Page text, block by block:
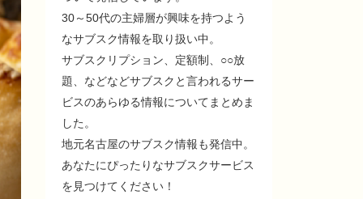
30～50代の主婦層が興味を持つよう
なサブスク情報を取り扱い中。
サブスクリプション、定額制、○○放
題、などなどサブスクと言われるサー
ビスのあらゆる情報についてまとめま
した。
地元名古屋のサブスク情報も発信中。
あなたにぴったりなサブスクサービス
を見つけてください！